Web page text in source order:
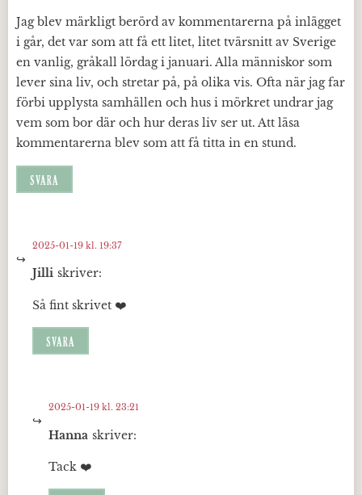
Jag blev märkligt berörd av kommentarerna på inlägget
i går, det var som att få ett litet, litet tvärsnitt av Sverige
en vanlig, gråkall lördag i januari. Alla människor som
lever sina liv, och stretar på, på olika vis. Ofta när jag far
förbi upplysta samhällen och hus i mörkret undrar jag
vem som bor där och hur deras liv ser ut. Att läsa
kommentarerna blev som att få titta in en stund.
SVARA
Jilli skriver:
2025-01-19 kl. 19:37
Så fint skrivet ❤️
SVARA
Hanna skriver:
2025-01-19 kl. 23:21
Tack ❤️